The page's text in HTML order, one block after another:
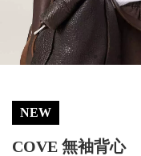
NEW
COVE 無袖背心